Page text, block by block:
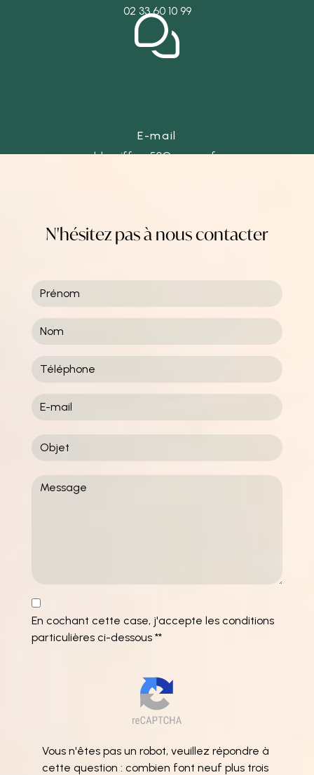
02 33 60 10 99
E-mail
ld-coiffure50@orange.fr
N'hésitez pas à nous contacter
En cochant cette case, j'accepte les conditions
particulières ci-dessous **
Vous n'êtes pas un robot, veuillez répondre à
cette question : combien font neuf plus trois